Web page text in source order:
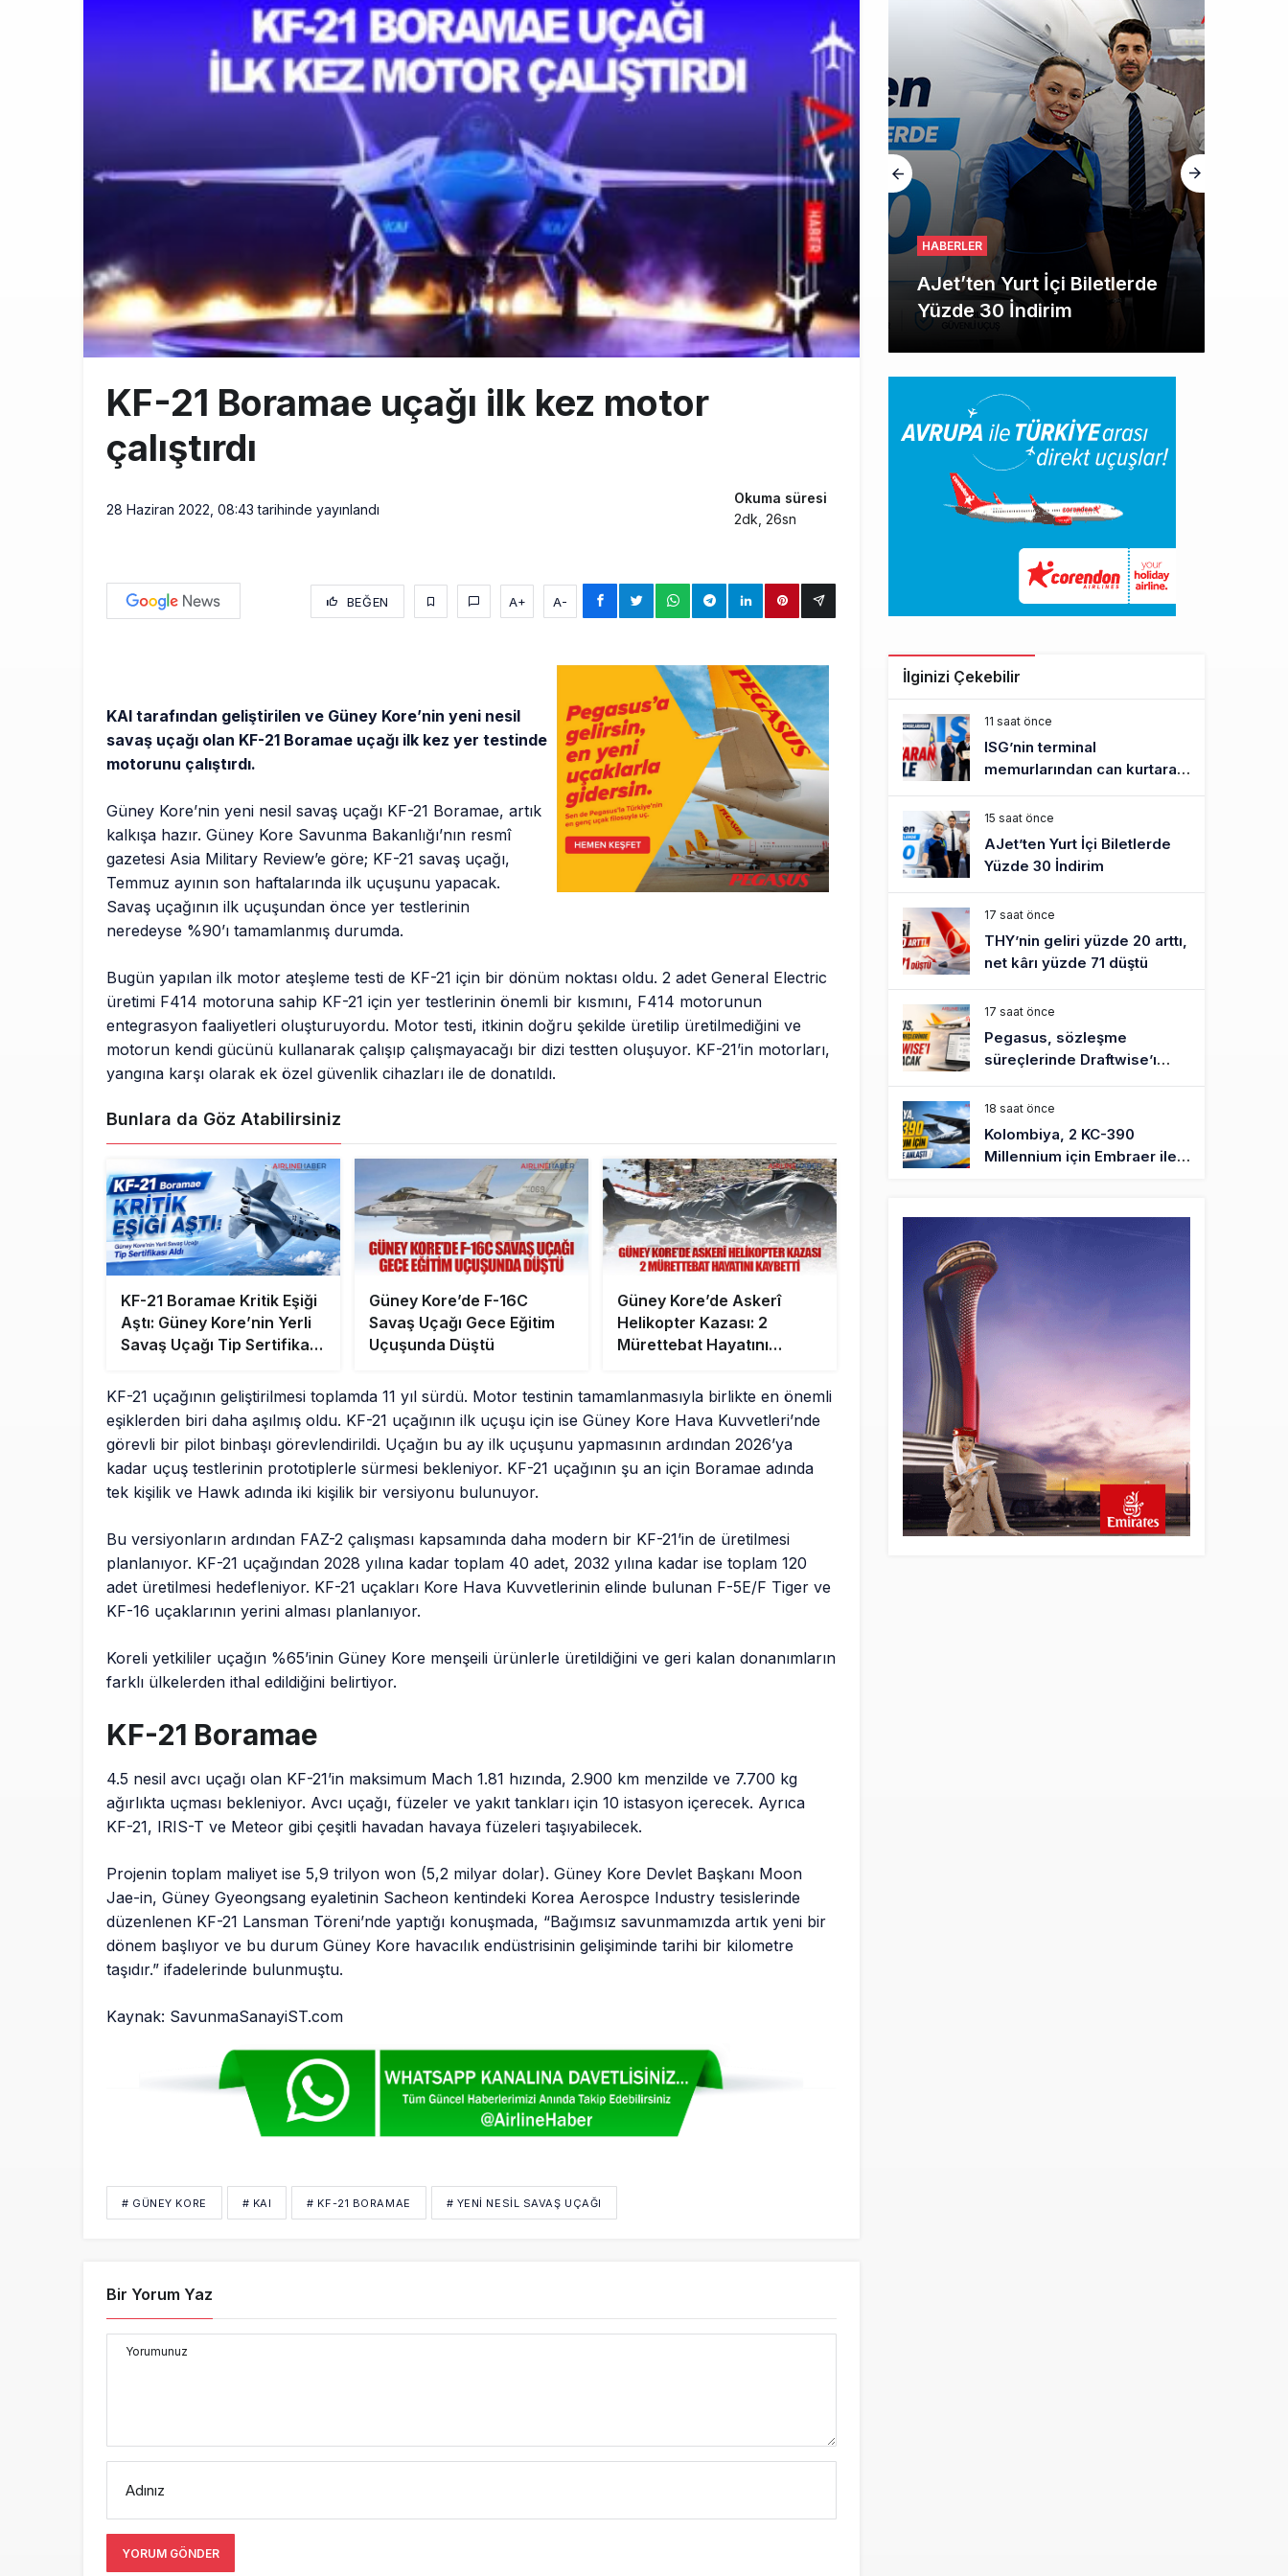
8:30 Üniversite adayı avlanma ve aldanma! Yazıcıoğlu Kazası 19 yıl sonra sil baştan SHGM yönetiminin hiç mi kusuru yok?
22:26 ASELSAN’ın 6 aylık hasılatı 88,5 milyar TL’ye ulaştı
THY’de üst düzey atama: Ahmet Esat Hızır kritik göreve getirildi
KF-21 Boramae uçağı ilk kez motor
çalıştırdı
28 Haziran 2022, 08:43 tarihinde yayınlandı
Okuma süresi
2dk, 26sn
BEĞEN A+ A-
KAI tarafından geliştirilen ve Güney Kore’nin yeni nesil
savaş uçağı olan KF-21 Boramae uçağı ilk kez yer testinde
motorunu çalıştırdı.
Güney Kore’nin yeni nesil savaş uçağı KF-21 Boramae, artık
kalkışa hazır. Güney Kore Savunma Bakanlığı’nın resmî
gazetesi Asia Military Review’e göre; KF-21 savaş uçağı,
Temmuz ayının son haftalarında ilk uçuşunu yapacak.
Savaş uçağının ilk uçuşundan önce yer testlerinin
neredeyse %90’ı tamamlanmış durumda.
Bugün yapılan ilk motor ateşleme testi de KF-21 için bir dönüm noktası oldu. 2 adet General Electric
üretimi F414 motoruna sahip KF-21 için yer testlerinin önemli bir kısmını, F414 motorunun
entegrasyon faaliyetleri oluşturuyordu. Motor testi, itkinin doğru şekilde üretilip üretilmediğini ve
motorun kendi gücünü kullanarak çalışıp çalışmayacağı bir dizi testten oluşuyor. KF-21’in motorları,
yangına karşı olarak ek özel güvenlik cihazları ile de donatıldı.
Bunlara da Göz Atabilirsiniz
KF-21 Boramae Kritik Eşiği
Aştı: Güney Kore’nin Yerli
Savaş Uçağı Tip Sertifikası
Güney Kore’de F-16C
Savaş Uçağı Gece Eğitim
Uçuşunda Düştü
Güney Kore’de Askerî
Helikopter Kazası: 2
Mürettebat Hayatını
KF-21 uçağının geliştirilmesi toplamda 11 yıl sürdü. Motor testinin tamamlanmasıyla birlikte en önemli
eşiklerden biri daha aşılmış oldu. KF-21 uçağının ilk uçuşu için ise Güney Kore Hava Kuvvetleri’nde
görevli bir pilot binbaşı görevlendirildi. Uçağın bu ay ilk uçuşunu yapmasının ardından 2026’ya
kadar uçuş testlerinin prototiplerle sürmesi bekleniyor. KF-21 uçağının şu an için Boramae adında
tek kişilik ve Hawk adında iki kişilik bir versiyonu bulunuyor.
Bu versiyonların ardından FAZ-2 çalışması kapsamında daha modern bir KF-21’in de üretilmesi
planlanıyor. KF-21 uçağından 2028 yılına kadar toplam 40 adet, 2032 yılına kadar ise toplam 120
adet üretilmesi hedefleniyor. KF-21 uçakları Kore Hava Kuvvetlerinin elinde bulunan F-5E/F Tiger ve
KF-16 uçaklarının yerini alması planlanıyor.
Koreli yetkililer uçağın %65’inin Güney Kore menşeili ürünlerle üretildiğini ve geri kalan donanımların
farklı ülkelerden ithal edildiğini belirtiyor.
KF-21 Boramae
4.5 nesil avcı uçağı olan KF-21’in maksimum Mach 1.81 hızında, 2.900 km menzilde ve 7.700 kg
ağırlıkta uçması bekleniyor. Avcı uçağı, füzeler ve yakıt tankları için 10 istasyon içerecek. Ayrıca
KF-21, IRIS-T ve Meteor gibi çeşitli havadan havaya füzeleri taşıyabilecek.
Projenin toplam maliyet ise 5,9 trilyon won (5,2 milyar dolar). Güney Kore Devlet Başkanı Moon
Jae-in, Güney Gyeongsang eyaletinin Sacheon kentindeki Korea Aerospce Industry tesislerinde
düzenlenen KF-21 Lansman Töreni’nde yaptığı konuşmada, “Bağımsız savunmamızda artık yeni bir
dönem başlıyor ve bu durum Güney Kore havacılık endüstrisinin gelişiminde tarihi bir kilometre
taşıdır.” ifadelerinde bulunmuştu.
Kaynak: SavunmaSanayiST.com
# GÜNEY KORE # KAI # KF-21 BORAMAE # YENI NESIL SAVAŞ UÇAĞI
Bir Yorum Yaz
Yorumunuz
Adınız
YORUM GÖNDER
HABERLER
AJet’ten Yurt İçi Biletlerde
Yüzde 30 İndirim
İlginizi Çekebilir
11 saat önce
ISG’nin terminal
memurlarından can kurtaran
hamle
15 saat önce
AJet’ten Yurt İçi Biletlerde
Yüzde 30 İndirim
17 saat önce
THY’nin geliri yüzde 20 arttı,
net kârı yüzde 71 düştü
17 saat önce
Pegasus, sözleşme
süreçlerinde Draftwise’ı
kullanacak
18 saat önce
Kolombiya, 2 KC-390
Millennium için Embraer ile
Üniversite adayı avlanma ve
aldanma! Yazıcıoğlu Kazası
19 yıl sonra sil baştan SHGM
yönetiminin hiç mi kusuru
yok?